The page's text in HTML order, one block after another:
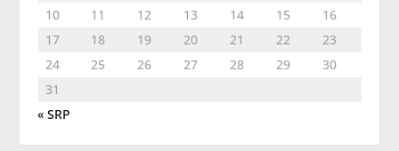
10
11 12 13 14 15
16
17
18 19 20 21 22
23
24
25 26 27 28 29
30
31
« SRP